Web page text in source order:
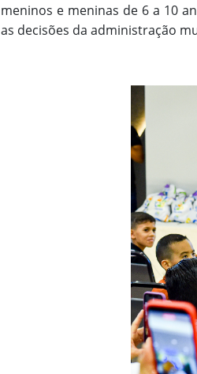
meninos e meninas de 6 a 10
as decisões da administração